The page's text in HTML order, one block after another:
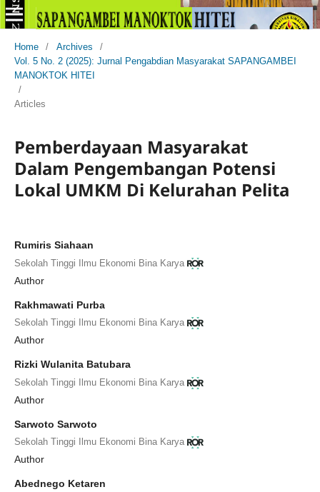
Home / Archives
/
Vol. 5 No. 2 (2025): Jurnal Pengabdian Masyarakat SAPANGAMBEI
MANOKTOK HITEI
/
Articles
Pemberdayaan Masyarakat
Dalam Pengembangan Potensi
Lokal UMKM Di Kelurahan Pelita
Rumiris Siahaan
Sekolah Tinggi Ilmu Ekonomi Bina Karya
Author
Rakhmawati Purba
Sekolah Tinggi Ilmu Ekonomi Bina Karya
Author
Rizki Wulanita Batubara
Sekolah Tinggi Ilmu Ekonomi Bina Karya
Author
Sarwoto Sarwoto
Sekolah Tinggi Ilmu Ekonomi Bina Karya
Author
Abednego Ketaren